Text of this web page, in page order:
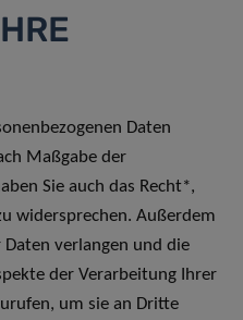
Daten
Maßgabe der
Sie auch das Recht*,
widersprechen. Außerdem
Daten verlangen und die
der Verarbeitung Ihrer
um sie an Dritte